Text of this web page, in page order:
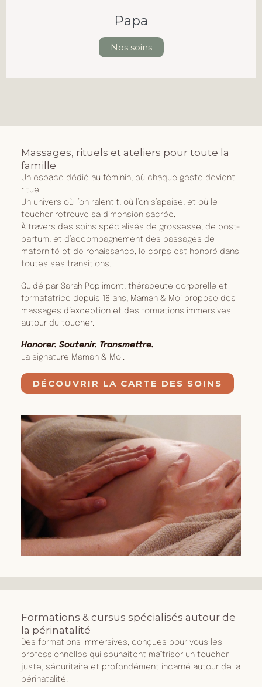
Papa
Nos soins
Massages, rituels et ateliers pour toute la
famille
Un espace dédié au féminin, où chaque geste devient
rituel.
Un univers où l’on ralentit, où l’on s’apaise, et où le
toucher retrouve sa dimension sacrée.
À travers des soins spécialisés de grossesse, de post-
partum, et d’accompagnement des passages de
maternité et de renaissance, le corps est honoré dans
toutes ses transitions.
Guidé par Sarah Poplimont, thérapeute corporelle et
formatatrice depuis 18 ans, Maman & Moi propose des
massages d’exception et des formations immersives
autour du toucher.
Honorer. Soutenir. Transmettre.
La signature Maman & Moi.
DÉCOUVRIR LA CARTE DES SOINS
Formations & cursus spécialisés autour de
la périnatalité
Des formations immersives, conçues pour vous les
professionnelles qui souhaitent maîtriser un toucher
juste, sécuritaire et profondément incarné autour de la
périnatalité.